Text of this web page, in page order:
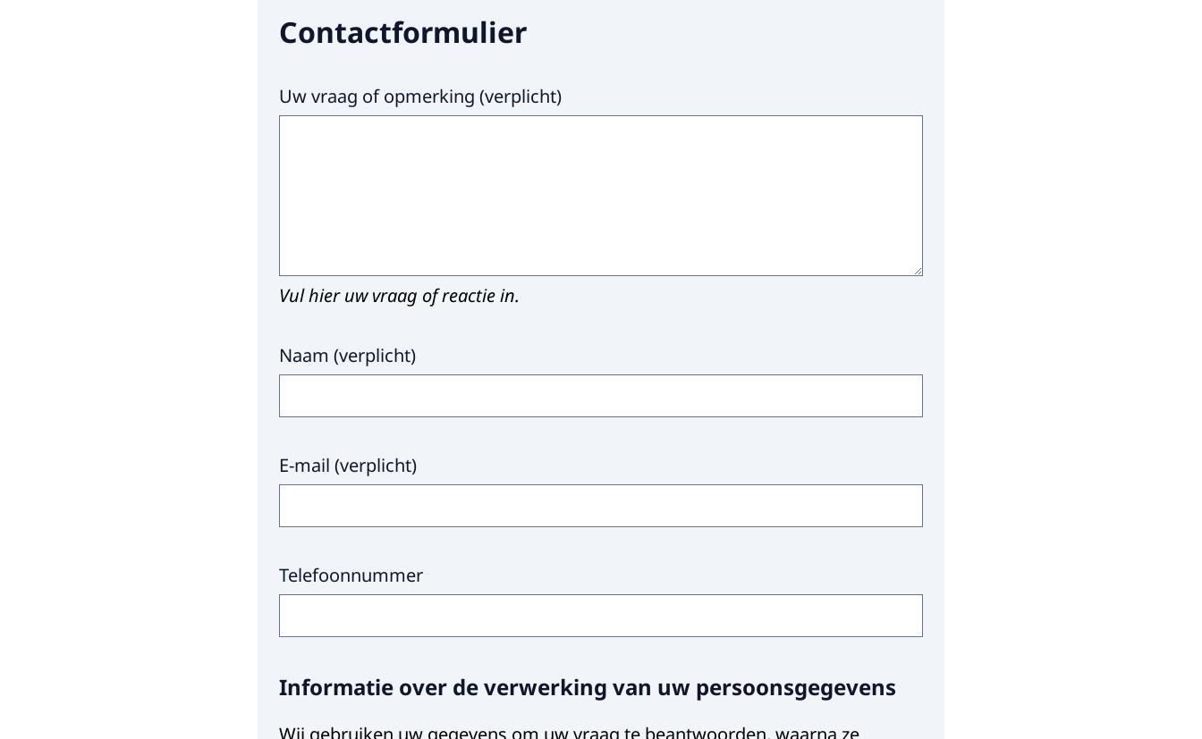
Contactformulier
Uw vraag of opmerking (verplicht)
Vul hier uw vraag of reactie in.
Naam (verplicht)
E-mail (verplicht)
Telefoonnummer
Informatie over de verwerking van uw persoonsgegevens
Wij gebruiken uw gegevens om uw vraag te beantwoorden, waarna ze
Hier niets invullen a.u.b.